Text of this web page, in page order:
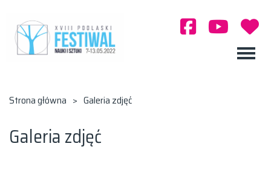
Strona główna > Galeria zdjęć
Galeria zdjęć